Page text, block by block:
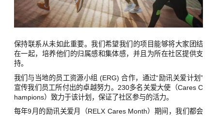
保持联系从未如此重要。我们希望我们的项目能够将大家团结
在一起，培养他们的归属感和集体感，并且为所在社区提供支
持。
我们与当地的员工资源小组 (ERG) 合作，通过“励讯关爱计划”
宣传我们员工所付出的卓越努力。230多名关爱大使（Cares C
hampions）致力于该计划，保证了社区参与的活力。
每年9月的励讯关爱月（RELX Cares Month）期间，我们都会